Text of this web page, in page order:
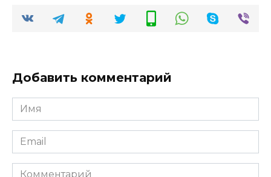
Добавить комментарий
Имя
*
Email
*
Комментарий